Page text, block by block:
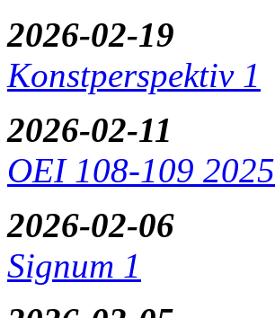
2026-02-19
Konstperspektiv 1
2026-02-11
OEI 108-109 2025
2026-02-06
Signum 1